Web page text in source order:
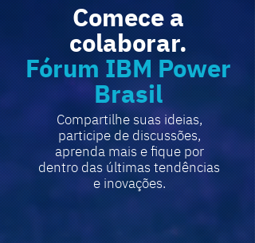
Comece a
colaborar.
Fórum IBM Power
Brasil
Compartilhe suas ideias,
participe de discussões,
aprenda mais e fique por
dentro das últimas tendências
e inovações.